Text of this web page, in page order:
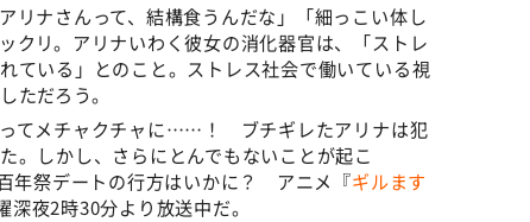
リナさんって、結構食うんだな」「細っこい体し
クリ。アリナいわく彼女の消化器官は、「ストレ
ている」とのこと。ストレス社会で働いている視
ただろう。
ってメチャクチャに……！ ブチギレたアリナは犯
。しかし、さらにとんでもないことが起こ
祭デートの行方はいかに？ アニメ『ギルます
夜2時30分より放送中だ。